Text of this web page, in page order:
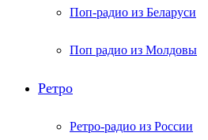
Поп-радио из Беларуси
Поп радио из Молдовы
Ретро
Ретро-радио из России